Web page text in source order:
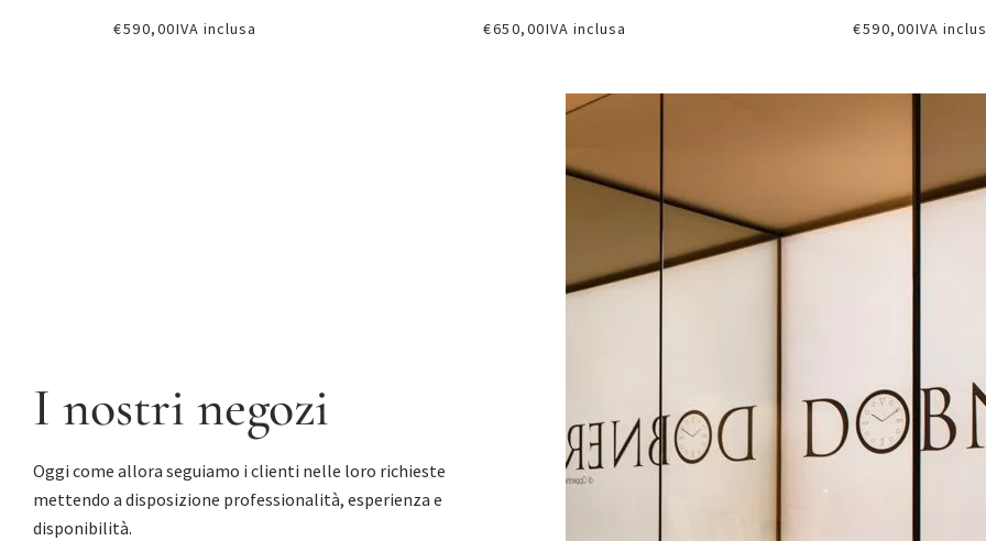
€590,00IVA inclusa €650,00IVA inclusa €590,00IVA
I nostri negozi
Oggi come allora seguiamo i clienti nelle loro richieste
mettendo a disposizione professionalità, esperienza e
disponibilità.